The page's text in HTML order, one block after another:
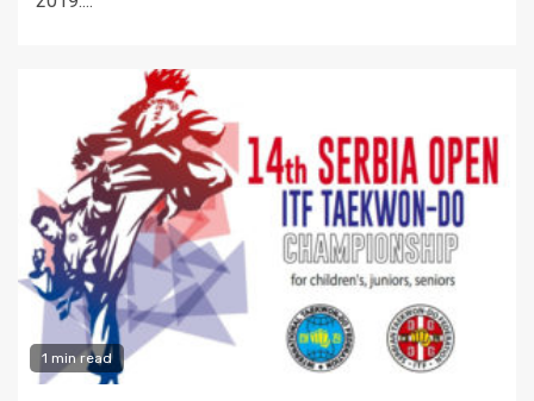
1 min read